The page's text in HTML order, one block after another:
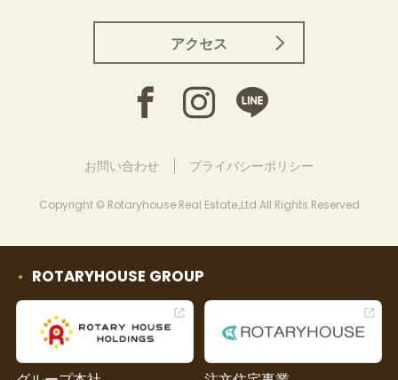
アクセス
お問い合わせ プライバシーポリシー
Copyright © Rotaryhouse Real Estate.,Ltd All Rights Reserved
ROTARYHOUSE GROUP